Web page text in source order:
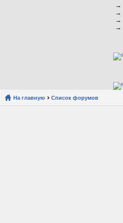
→
→
→
→
На главную Список форумов